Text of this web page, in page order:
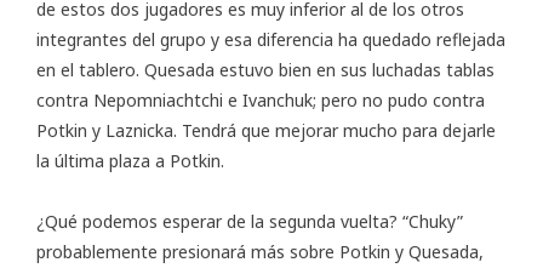
de estos dos jugadores es muy inferior al de los otros
integrantes del grupo y esa diferencia ha quedado reflejada
en el tablero. Quesada estuvo bien en sus luchadas tablas
contra Nepomniachtchi e Ivanchuk; pero no pudo contra
Potkin y Laznicka. Tendrá que mejorar mucho para dejarle
la última plaza a Potkin.
¿Qué podemos esperar de la segunda vuelta? “Chuky”
probablemente presionará más sobre Potkin y Quesada,